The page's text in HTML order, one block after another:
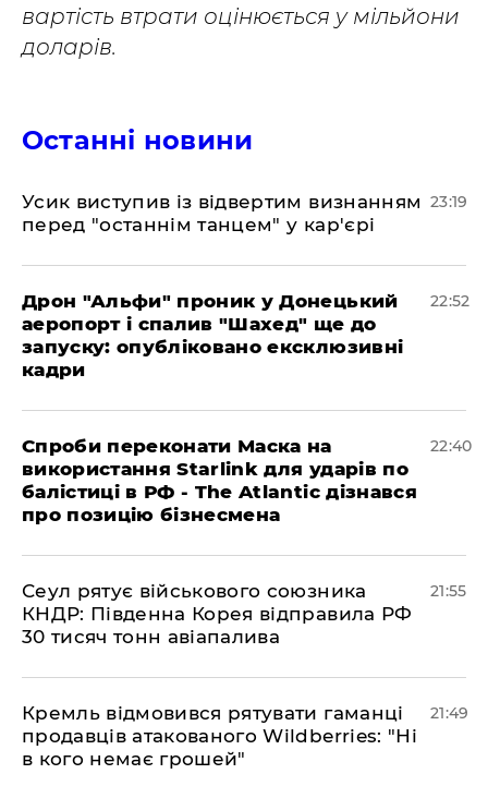
вартість втрати оцінюється у мільйони
доларів.
Останні новини
​Усик виступив із відвертим визнанням
перед "останнім танцем" у кар'єрі
23:19
​Дрон "Альфи" проник у Донецький
аеропорт і спалив "Шахед" ще до
запуску: опубліковано ексклюзивні
кадри
22:52
​Спроби переконати Маска на
використання Starlink для ударів по
балістиці в РФ - The Atlantic дізнався
про позицію бізнесмена
22:40
​Сеул рятує військового союзника
КНДР: Південна Корея відправила РФ
30 тисяч тонн авіапалива
21:55
​Кремль відмовився рятувати гаманці
продавців атакованого Wildberries: "Ні
в кого немає грошей"
21:49